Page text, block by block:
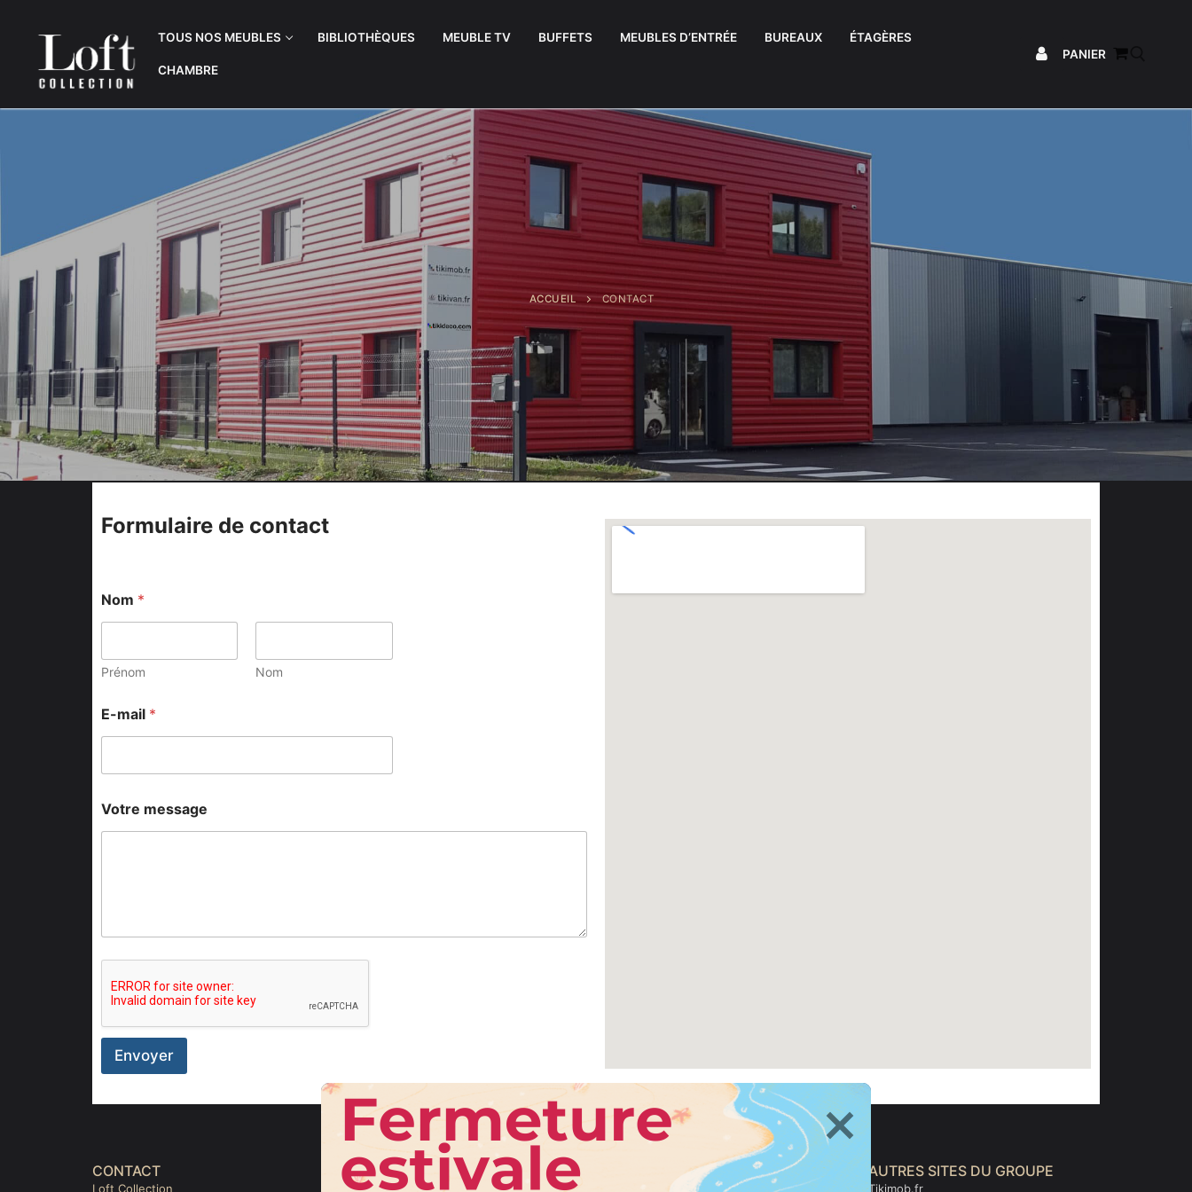
TOUS NOS MEUBLES BIBLIOTHÈQUES MEUBLE TV BUFFETS MEUBLES D’ENTRÉE BUREAUX ÉTAGÈRES
CHAMBRE
PANIER
Tous nos meubles
Bibliothèques
Buffets
Bureaux
Commodes & Buffets
Meubles TV
Meubles d’entrée
Étagères
Bibliothèques
Meuble TV
Buffets
Meubles d’entrée
Bureaux
Étagères
Chambre
ACCUEIL CONTACT
Formulaire de contact
Nom *
Prénom Nom
E-mail *
Votre message
Envoyer
CONTACT
Loft Collection
LIENS RAPIDES
Accueil
LIENS UTILES
Fabrication, livraison et paiement
AUTRES SITES DU GROUPE
Tikimob.fr